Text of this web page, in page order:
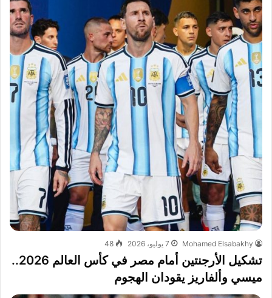
Mohamed Elsabakhy 7 يوليو، 2026 48
تشكيل الأرجنتين أمام مصر في كأس العالم 2026..
ميسي وألفاريز يقودان الهجوم